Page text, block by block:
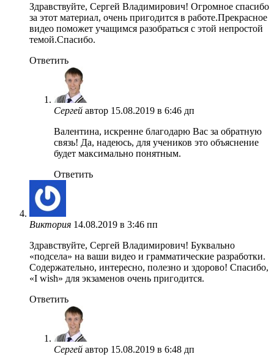
Здравствуйте, Сергей Владимирович! Огромное спасибо
за этот материал, очень пригодится в работе.Прекрасное
видео поможет учащимся разобраться с этой непростой
темой.Спасибо.
Ответить
Сергей автор 15.08.2019 в 6:46 дп
Валентина, искренне благодарю Вас за обратную
связь! Да, надеюсь, для учеников это объяснение
будет максимально понятным.
Ответить
Виктория 14.08.2019 в 3:46 пп
Здравствуйте, Сергей Владимирович! Буквально
«подсела» на ваши видео и грамматические разработки.
Содержательно, интересно, полезно и здорово! Спасибо,
«I wish» для экзаменов очень пригодится.
Ответить
Сергей автор 15.08.2019 в 6:48 дп